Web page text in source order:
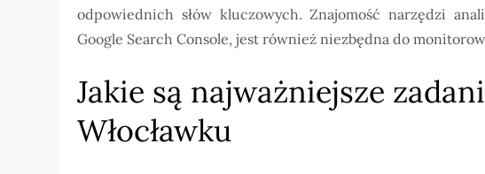
odpowiednich słów kluczowych. Znajomość narzędzi
Google Search Console, jest również niezbędna do
Jakie są najważniejsze
Włocławku